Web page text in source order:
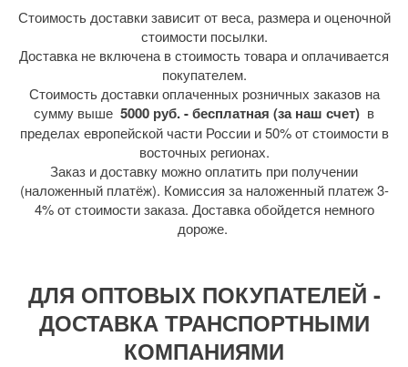
Стоимость доставки зависит от веса, размера и оценочной
стоимости посылки.
Доставка не включена в стоимость товара и оплачивается
покупателем.
Стоимость доставки оплаченных розничных заказов на
сумму выше 5000 руб. - бесплатная (за наш счет) в
пределах европейской части России и 50% от стоимости в
восточных регионах.
Заказ и доставку можно оплатить при получении
(наложенный платёж). Комиссия за наложенный платеж 3-
4% от стоимости заказа. Доставка обойдется немного
дороже.
ДЛЯ ОПТОВЫХ ПОКУПАТЕЛЕЙ -
ДОСТАВКА ТРАНСПОРТНЫМИ
КОМПАНИЯМИ